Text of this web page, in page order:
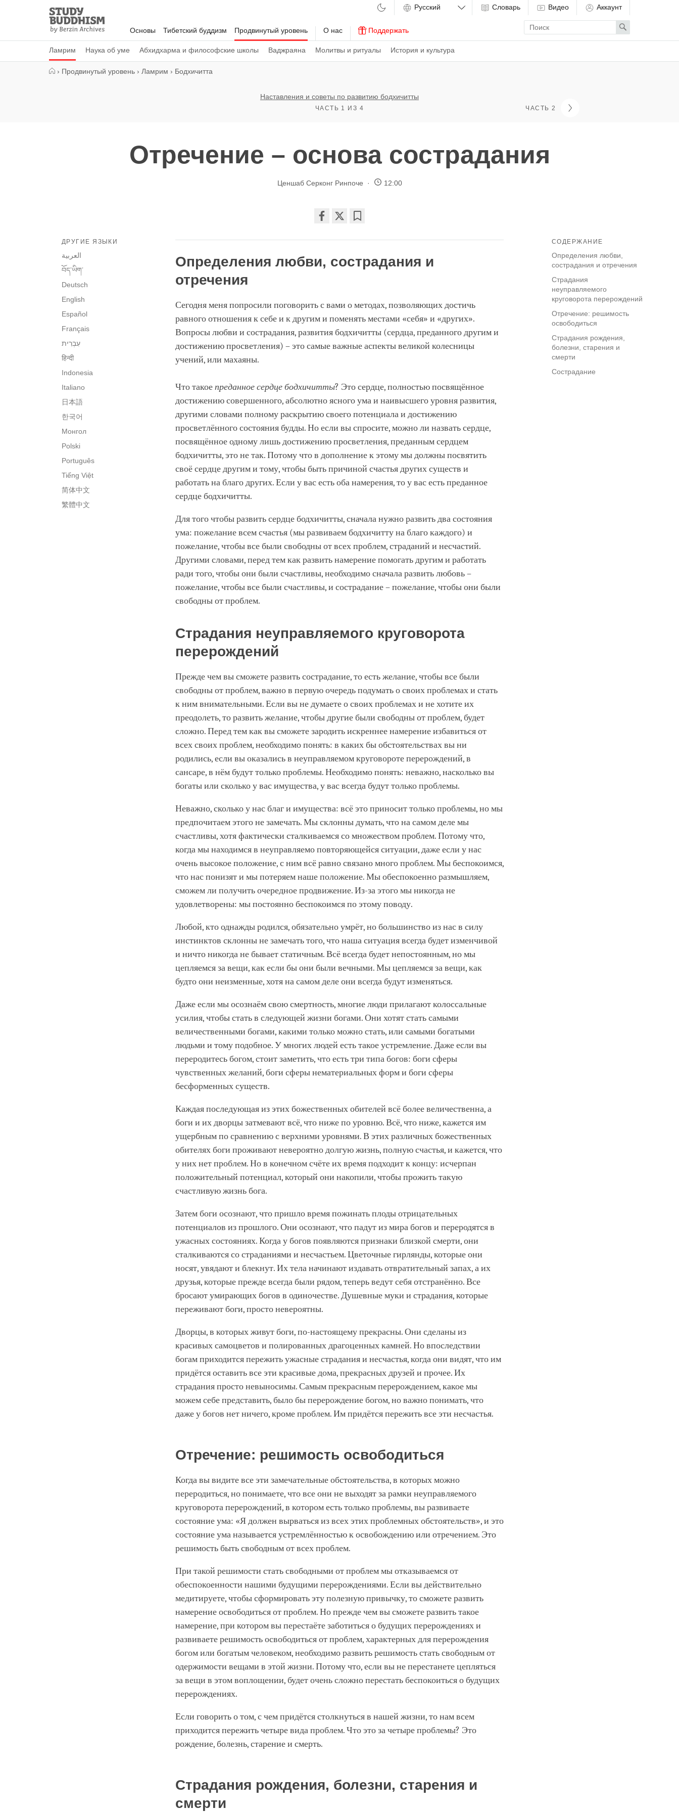
Study
Buddhism
Home
Основы Тибетский буддизм Продвинутый уровень
Ламрим Наука об уме Абхидхарма и философские школы Ваджраяна Молитвы и ритуалы История и культура
О нас Поддержать
Словарь Видео Аккаунт
Enter
search
term
Search
› Продвинутый уровень › Ламрим › Бодхичитта
Наставления и советы по развитию бодхичитты
ЧАСТЬ 1 ИЗ 4 ЧАСТЬ 2
Отречение – основа сострадания
Ценшаб Серконг Ринпоче 12:00
on
facebook
СОДЕРЖАНИЕ
Определения любви,
сострадания и отречения
Страдания
неуправляемого
круговорота перерождений
Отречение: решимость
освободиться
Страдания рождения,
болезни, старения и
смерти
Сострадание
ДРУГИЕ ЯЗЫКИ
العربية
བོད་ཡིག་
Deutsch
English
Español
Français
हिन्दी
Indonesia
Italiano
日本語
한국어
Монгол
Polski
Português
Tiếng Việt
简体中文
繁體中文
Определения любви, сострадания и
отречения
Сегодня меня попросили поговорить с вами о методах, позволяющих достичь
равного отношения к себе и к другим и поменять местами «себя» и «других».
Вопросы любви и сострадания, развития бодхичитты (сердца, преданного другим и
достижению просветления) – это самые важные аспекты великой колесницы
учений, или махаяны.
Что такоепреданное сердце бодхичитты? Это сердце, полностью посвящённое
достижению совершенного, абсолютно ясного ума и наивысшего уровня развития,
другими словами полному раскрытию своего потенциала и достижению
просветлённого состояния будды. Но если вы спросите, можно ли назвать сердце,
посвящённое одному лишь достижению просветления, преданным сердцем
бодхичитты, это не так. Потому что в дополнение к этому мы должны посвятить
своё сердце другим и тому, чтобы быть причиной счастья других существ и
работать на благо других. Если у вас есть оба намерения, то у вас есть преданное
сердце бодхичитты.
Для того чтобы развить сердце бодхичитты, сначала нужно развить два состояния
ума: пожелание всем счастья (мы развиваем бодхичитту на благо каждого) и
пожелание, чтобы все были свободны от всех проблем, страданий и несчастий.
Другими словами, перед тем как развить намерение помогать другим и работать
ради того, чтобы они были счастливы, необходимо сначала развить любовь –
пожелание, чтобы все были счастливы, и сострадание – пожелание, чтобы они были
свободны от проблем.
Страдания неуправляемого круговорота
перерождений
Прежде чем вы сможете развить сострадание, то есть желание, чтобы все были
свободны от проблем, важно в первую очередь подумать о своих проблемах и стать
к ним внимательными. Если вы не думаете о своих проблемах и не хотите их
преодолеть, то развить желание, чтобы другие были свободны от проблем, будет
сложно. Перед тем как вы сможете зародить искреннее намерение избавиться от
всех своих проблем, необходимо понять: в каких бы обстоятельствах вы ни
родились, если вы оказались в неуправляемом круговороте перерождений, в
сансаре, в нём будут только проблемы. Необходимо понять: неважно, насколько вы
богаты или сколько у вас имущества, у вас всегда будут только проблемы.
Неважно, сколько у нас благ и имущества: всё это приносит только проблемы, но мы
предпочитаем этого не замечать. Мы склонны думать, что на самом деле мы
счастливы, хотя фактически сталкиваемся со множеством проблем. Потому что,
когда мы находимся в неуправляемо повторяющейся ситуации, даже если у нас
очень высокое положение, с ним всё равно связано много проблем. Мы беспокоимся,
что нас понизят и мы потеряем наше положение. Мы обеспокоенно размышляем,
сможем ли получить очередное продвижение. Из-за этого мы никогда не
удовлетворены: мы постоянно беспокоимся по этому поводу.
Любой, кто однажды родился, обязательно умрёт, но большинство из нас в силу
инстинктов склонны не замечать того, что наша ситуация всегда будет изменчивой
и ничто никогда не бывает статичным. Всё всегда будет непостоянным, но мы
цепляемся за вещи, как если бы они были вечными. Мы цепляемся за вещи, как
будто они неизменные, хотя на самом деле они всегда будут изменяться.
Даже если мы осознаём свою смертность, многие люди прилагают колоссальные
усилия, чтобы стать в следующей жизни богами. Они хотят стать самыми
величественными богами, какими только можно стать, или самыми богатыми
людьми и тому подобное. У многих людей есть такое устремление. Даже если вы
переродитесь богом, стоит заметить, что есть три типа богов: боги сферы
чувственных желаний, боги сферы нематериальных форм и боги сферы
бесформенных существ.
Каждая последующая из этих божественных обителей всё более величественна, а
боги и их дворцы затмевают всё, что ниже по уровню. Всё, что ниже, кажется им
ущербным по сравнению с верхними уровнями. В этих различных божественных
обителях боги проживают невероятно долгую жизнь, полную счастья, и кажется, что
у них нет проблем. Но в конечном счёте их время подходит к концу: исчерпан
положительный потенциал, который они накопили, чтобы прожить такую
счастливую жизнь бога.
Затем боги осознают, что пришло время пожинать плоды отрицательных
потенциалов из прошлого. Они осознают, что падут из мира богов и переродятся в
ужасных состояниях. Когда у богов появляются признаки близкой смерти, они
сталкиваются со страданиями и несчастьем. Цветочные гирлянды, которые они
носят, увядают и блекнут. Их тела начинают издавать отвратительный запах, а их
друзья, которые прежде всегда были рядом, теперь ведут себя отстранённо. Все
бросают умирающих богов в одиночестве. Душевные муки и страдания, которые
переживают боги, просто невероятны.
Дворцы, в которых живут боги, по-настоящему прекрасны. Они сделаны из
красивых самоцветов и полированных драгоценных камней. Но впоследствии
богам приходится пережить ужасные страдания и несчастья, когда они видят, что им
придётся оставить все эти красивые дома, прекрасных друзей и прочее. Их
страдания просто невыносимы. Самым прекрасным перерождением, какое мы
можем себе представить, было бы перерождение богом, но важно понимать, что
даже у богов нет ничего, кроме проблем. Им придётся пережить все эти несчастья.
Отречение: решимость освободиться
Когда вы видите все эти замечательные обстоятельства, в которых можно
переродиться, но понимаете, что все они не выходят за рамки неуправляемого
круговорота перерождений, в котором есть только проблемы, вы развиваете
состояние ума: «Я должен вырваться из всех этих проблемных обстоятельств», и это
состояние ума называется устремлённостью к освобождению или отречением. Это
решимость быть свободным от всех проблем.
При такой решимости стать свободными от проблем мы отказываемся от
обеспокоенности нашими будущими перерождениями. Если вы действительно
медитируете, чтобы сформировать эту полезную привычку, то сможете развить
намерение освободиться от проблем. Но прежде чем вы сможете развить такое
намерение, при котором вы перестаёте заботиться о будущих перерождениях и
развиваете решимость освободиться от проблем, характерных для перерождения
богом или богатым человеком, необходимо развить решимость стать свободным от
одержимости вещами в этой жизни. Потому что, если вы не перестанете цепляться
за вещи в этом воплощении, будет очень сложно перестать беспокоиться о будущих
перерождениях.
Если говорить о том, с чем придётся столкнуться в нашей жизни, то нам всем
приходится пережить четыре вида проблем. Что это за четыре проблемы? Это
рождение, болезнь, старение и смерть.
Страдания рождения, болезни, старения и
смерти